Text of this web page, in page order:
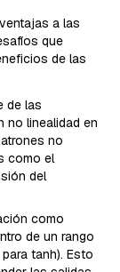
a las
que
de las
de las
no linealidad en
no
como el
del
como
de un rango
tanh). Esto